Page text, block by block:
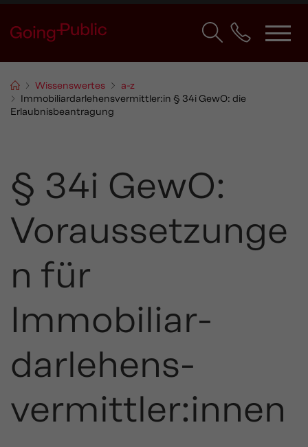
Wissenswertes
a-z
Immobiliardarlehensvermittler:in § 34i GewO: die
Erlaubnisbeantragung
§ 34i GewO:
Voraussetzunge
n für
Immobiliar­
darlehens­
vermittler:innen